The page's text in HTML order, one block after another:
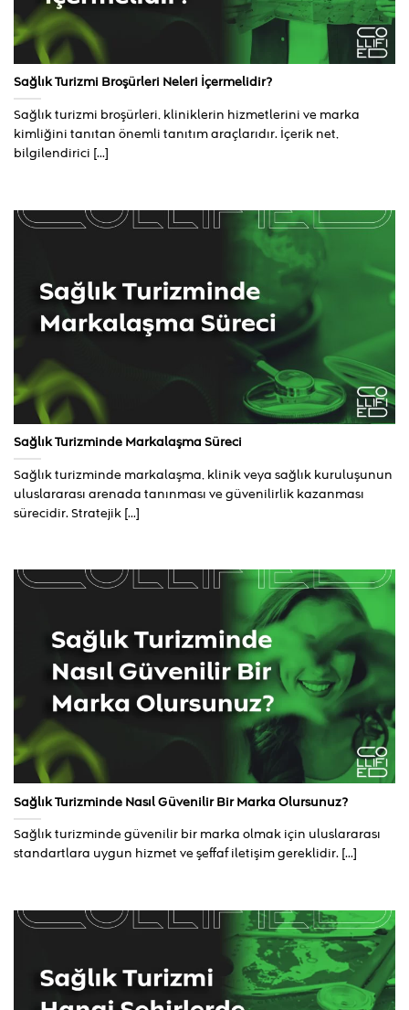
Sağlık Turizmi Broşürleri Neleri İçermelidir?
Sağlık turizmi broşürleri, kliniklerin hizmetlerini ve marka
kimliğini tanıtan önemli tanıtım araçlarıdır. İçerik net,
bilgilendirici [...]
Sağlık Turizminde Markalaşma Süreci
Sağlık turizminde markalaşma, klinik veya sağlık kuruluşunun
uluslararası arenada tanınması ve güvenilirlik kazanması
sürecidir. Stratejik [...]
Sağlık Turizminde Nasıl Güvenilir Bir Marka Olursunuz?
Sağlık turizminde güvenilir bir marka olmak için uluslararası
standartlara uygun hizmet ve şeffaf iletişim gereklidir. [...]